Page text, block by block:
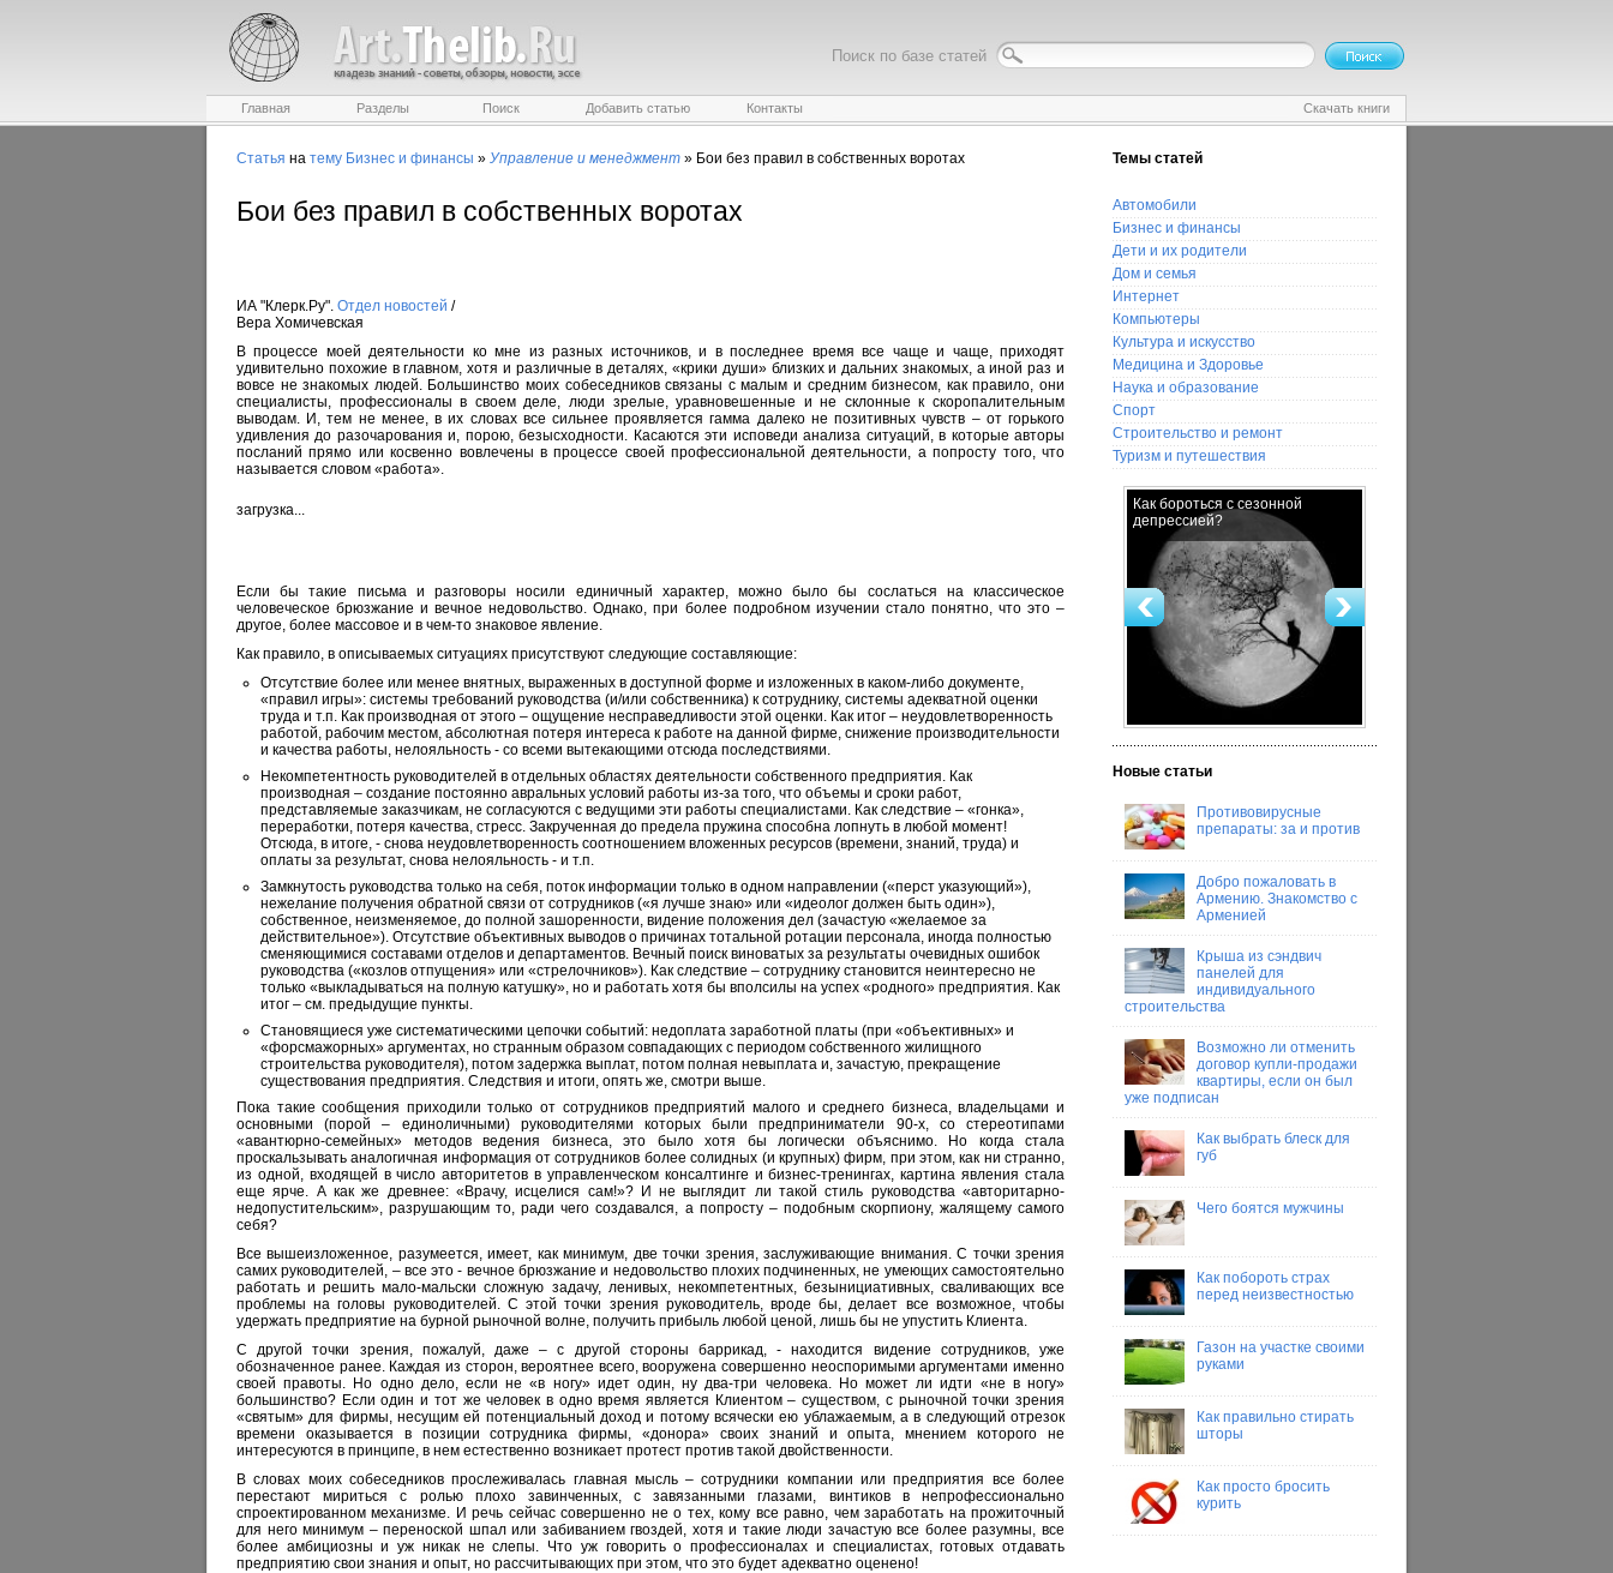
Поиск по базе статей
Главная Разделы Поиск Добавить статью Контакты Скачать книги
Статья на тему Бизнес и финансы » Управление и менеджмент » Бои без правил в собственных воротах
Бои без правил в собственных воротах
ИА "Клерк.Ру". Отдел новостей /
Вера Хомичевская
В процессе моей деятельности ко мне из разных источников, и в последнее время все чаще и чаще, приходят
удивительно похожие в главном, хотя и различные в деталях, «крики души» близких и дальних знакомых, а иной раз и
вовсе не знакомых людей. Большинство моих собеседников связаны с малым и средним бизнесом, как правило, они
специалисты, профессионалы в своем деле, люди зрелые, уравновешенные и не склонные к скоропалительным
выводам. И, тем не менее, в их словах все сильнее проявляется гамма далеко не позитивных чувств – от горького
удивления до разочарования и, порою, безысходности. Касаются эти исповеди анализа ситуаций, в которые авторы
посланий прямо или косвенно вовлечены в процессе своей профессиональной деятельности, а попросту того, что
называется словом «работа».
загрузка...
Если бы такие письма и разговоры носили единичный характер, можно было бы сослаться на классическое
человеческое брюзжание и вечное недовольство. Однако, при более подробном изучении стало понятно, что это –
другое, более массовое и в чем-то знаковое явление.
Как правило, в описываемых ситуациях присутствуют следующие составляющие:
Отсутствие более или менее внятных, выраженных в доступной форме и изложенных в каком-либо документе,
«правил игры»: системы требований руководства (и/или собственника) к сотруднику, системы адекватной оценки
труда и т.п. Как производная от этого – ощущение несправедливости этой оценки. Как итог – неудовлетворенность
работой, рабочим местом, абсолютная потеря интереса к работе на данной фирме, снижение производительности
и качества работы, нелояльность - со всеми вытекающими отсюда последствиями.
Некомпетентность руководителей в отдельных областях деятельности собственного предприятия. Как
производная – создание постоянно авральных условий работы из-за того, что объемы и сроки работ,
представляемые заказчикам, не согласуются с ведущими эти работы специалистами. Как следствие – «гонка»,
переработки, потеря качества, стресс. Закрученная до предела пружина способна лопнуть в любой момент!
Отсюда, в итоге, - снова неудовлетворенность соотношением вложенных ресурсов (времени, знаний, труда) и
оплаты за результат, снова нелояльность - и т.п.
Замкнутость руководства только на себя, поток информации только в одном направлении («перст указующий»),
нежелание получения обратной связи от сотрудников («я лучше знаю» или «идеолог должен быть один»),
собственное, неизменяемое, до полной зашоренности, видение положения дел (зачастую «желаемое за
действительное»). Отсутствие объективных выводов о причинах тотальной ротации персонала, иногда полностью
сменяющимися составами отделов и департаментов. Вечный поиск виноватых за результаты очевидных ошибок
руководства («козлов отпущения» или «стрелочников»). Как следствие – сотруднику становится неинтересно не
только «выкладываться на полную катушку», но и работать хотя бы вполсилы на успех «родного» предприятия. Как
итог – см. предыдущие пункты.
Становящиеся уже систематическими цепочки событий: недоплата заработной платы (при «объективных» и
«форсмажорных» аргументах, но странным образом совпадающих с периодом собственного жилищного
строительства руководителя), потом задержка выплат, потом полная невыплата и, зачастую, прекращение
существования предприятия. Следствия и итоги, опять же, смотри выше.
Пока такие сообщения приходили только от сотрудников предприятий малого и среднего бизнеса, владельцами и
основными (порой – единоличными) руководителями которых были предприниматели 90-х, со стереотипами
«авантюрно-семейных» методов ведения бизнеса, это было хотя бы логически объяснимо. Но когда стала
проскальзывать аналогичная информация от сотрудников более солидных (и крупных) фирм, при этом, как ни странно,
из одной, входящей в число авторитетов в управленческом консалтинге и бизнес-тренингах, картина явления стала
еще ярче. А как же древнее: «Врачу, исцелися сам!»? И не выглядит ли такой стиль руководства «авторитарно-
недопустительским», разрушающим то, ради чего создавался, а попросту – подобным скорпиону, жалящему самого
себя?
Все вышеизложенное, разумеется, имеет, как минимум, две точки зрения, заслуживающие внимания. С точки зрения
самих руководителей, – все это - вечное брюзжание и недовольство плохих подчиненных, не умеющих самостоятельно
работать и решить мало-мальски сложную задачу, ленивых, некомпетентных, безынициативных, сваливающих все
проблемы на головы руководителей. С этой точки зрения руководитель, вроде бы, делает все возможное, чтобы
удержать предприятие на бурной рыночной волне, получить прибыль любой ценой, лишь бы не упустить Клиента.
С другой точки зрения, пожалуй, даже – с другой стороны баррикад, - находится видение сотрудников, уже
обозначенное ранее. Каждая из сторон, вероятнее всего, вооружена совершенно неоспоримыми аргументами именно
своей правоты. Но одно дело, если не «в ногу» идет один, ну два-три человека. Но может ли идти «не в ногу»
большинство? Если один и тот же человек в одно время является Клиентом – существом, с рыночной точки зрения
«святым» для фирмы, несущим ей потенциальный доход и потому всячески ею ублажаемым, а в следующий отрезок
времени оказывается в позиции сотрудника фирмы, «донора» своих знаний и опыта, мнением которого не
интересуются в принципе, в нем естественно возникает протест против такой двойственности.
В словах моих собеседников прослеживалась главная мысль – сотрудники компании или предприятия все более
перестают мириться с ролью плохо завинченных, с завязанными глазами, винтиков в непрофессионально
спроектированном механизме. И речь сейчас совершенно не о тех, кому все равно, чем заработать на прожиточный
для него минимум – переноской шпал или забиванием гвоздей, хотя и такие люди зачастую все более разумны, все
более амбициозны и уж никак не слепы. Что уж говорить о профессионалах и специалистах, готовых отдавать
предприятию свои знания и опыт, но рассчитывающих при этом, что это будет адекватно оценено!
Темы статей
Автомобили
Бизнес и финансы
Дети и их родители
Дом и семья
Интернет
Компьютеры
Культура и искусство
Медицина и Здоровье
Наука и образование
Спорт
Строительство и ремонт
Туризм и путешествия
Как бороться с сезонной
депрессией?
Новые статьи
Противовирусные
препараты: за и против
Добро пожаловать в
Армению. Знакомство с
Арменией
Крыша из сэндвич
панелей для
индивидуального
строительства
Возможно ли отменить
договор купли-продажи
квартиры, если он был
уже подписан
Как выбрать блеск для
губ
Чего боятся мужчины
Как побороть страх
перед неизвестностью
Газон на участке своими
руками
Как правильно стирать
шторы
Как просто бросить
курить